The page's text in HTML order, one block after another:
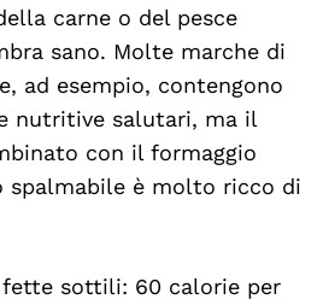
carne o del pesce
sano. Molte marche di
ad esempio, contengono
nutritive salutari, ma il
con il formaggio
spalmabile è molto ricco di
sottili: 60 calorie per